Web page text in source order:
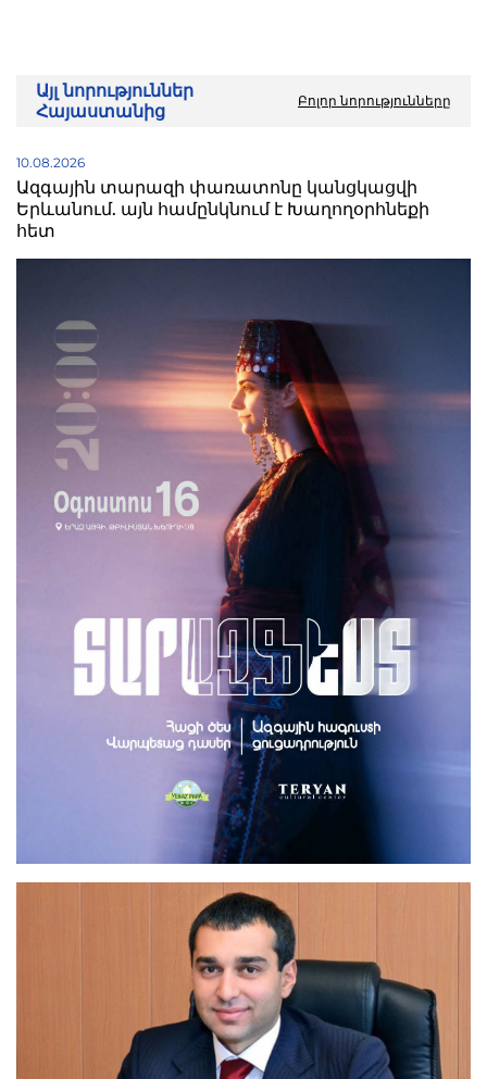
Այլ նորություններ
Հայաստանից
Բոլոր նորությունները
10.08.2026
Ազգային տարազի փառատոնը կանցկացվի
Երևանում. այն համընկնում է Խաղողօրհնեքի
հետ